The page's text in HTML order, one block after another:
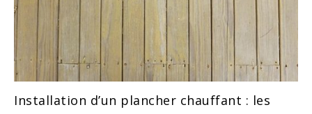
Installation d’un plancher chauffant : les